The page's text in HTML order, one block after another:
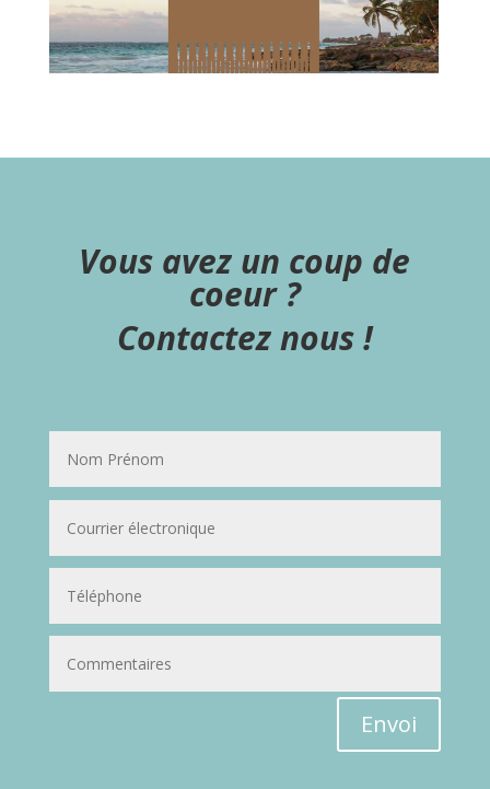
Vous avez un coup de
coeur ?
Contactez nous !
Envoi